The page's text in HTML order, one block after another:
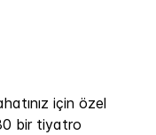
için özel
bir tiyatro